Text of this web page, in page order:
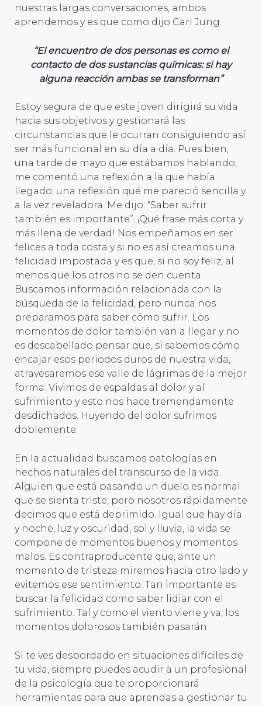
nuestras largas conversaciones, ambos
aprendemos y es que como dijo Carl Jung:
“El encuentro de dos personas es como el
contacto de dos sustancias químicas: si hay
alguna reacción ambas se transforman”
Estoy segura de que este joven dirigirá su vida
hacia sus objetivos y gestionará las
circunstancias que le ocurran consiguiendo así
ser más funcional en su día a día. Pues bien,
una tarde de mayo que estábamos hablando,
me comentó una reflexión a la que había
llegado; una reflexión qué me pareció sencilla y
a la vez reveladora. Me dijo: “Saber sufrir
también es importante”. ¡Qué frase más corta y
más llena de verdad! Nos empeñamos en ser
felices a toda costa y si no es así creamos una
felicidad impostada y es que, si no soy feliz, al
menos que los otros no se den cuenta.
Buscamos información relacionada con la
búsqueda de la felicidad, pero nunca nos
preparamos para saber cómo sufrir. Los
momentos de dolor también van a llegar y no
es descabellado pensar que, si sabemos cómo
encajar esos periodos duros de nuestra vida,
atravesaremos ese valle de lágrimas de la mejor
forma. Vivimos de espaldas al dolor y al
sufrimiento y esto nos hace tremendamente
desdichados. Huyendo del dolor sufrimos
doblemente.
En la actualidad buscamos patologías en
hechos naturales del transcurso de la vida.
Alguien que está pasando un duelo es normal
que se sienta triste, pero nosotros rápidamente
decimos que está deprimido. Igual que hay día
y noche, luz y oscuridad, sol y lluvia, la vida se
compone de momentos buenos y momentos
malos. Es contraproducente que, ante un
momento de tristeza miremos hacia otro lado y
evitemos ese sentimiento. Tan importante es
buscar la felicidad como saber lidiar con el
sufrimiento. Tal y como el viento viene y va, los
momentos dolorosos también pasarán.
Si te ves desbordado en situaciones difíciles de
tu vida, siempre puedes acudir a un profesional
de la psicología que te proporcionará
herramientas para que aprendas a gestionar tu